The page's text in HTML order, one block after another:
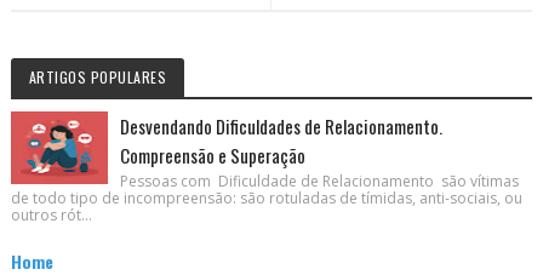
ARTIGOS POPULARES
Desvendando Dificuldades de Relacionamento.
Compreensão e Superação
Pessoas com Dificuldade de Relacionamento são vítimas
de todo tipo de incompreensão: são rotuladas de tímidas, anti-sociais, ou
outros rót...
Home